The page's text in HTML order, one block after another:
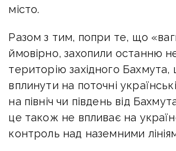
місто.
Разом з тим, попри те, що
ймовірно, захопили останню
територію західного Бахмута,
вплинути на поточні
на північ чи південь від
це також не впливає на
контроль над наземними